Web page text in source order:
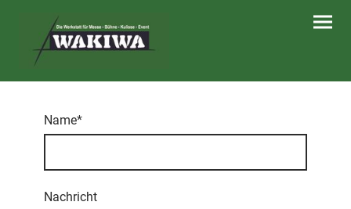
Name*
Nachricht